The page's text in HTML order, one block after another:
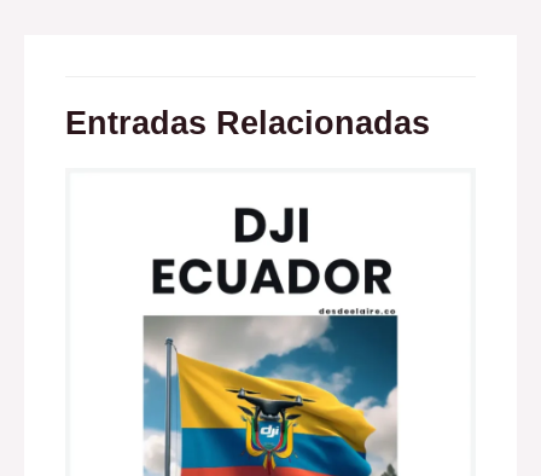
Entradas Relacionadas